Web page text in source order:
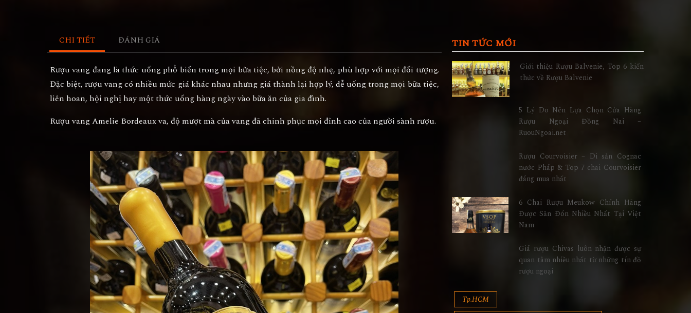
CHI TIẾT ĐÁNH GIÁ
Rượu vang đang là thức uống phổ biến trong mọi bữa tiệc, bởi nồng độ nhẹ, phù hợp với mọi đối tượng.
Đặc biệt, rượu vang có nhiều mức giá khác nhau nhưng giá thành lại hợp lý, dễ uống trong mọi bữa tiệc,
liên hoan, hội nghị hay một thức uống hàng ngày vào bữa ăn của gia đình.
Rượu vang Amelie Bordeaux va, độ mượt mà của vang đã chinh phục mọi đỉnh cao của người sành rượu.
TIN TỨC MỚI
Giới thiệu Rượu Balvenie, Top 6 kiến
thức về Rượu Balvenie
5 Lý Do Nên Lựa Chọn Cửa Hàng
Rượu Ngoại Đồng Nai –
RuouNgoai.net
Rượu Courvoisier – Di sản Cognac
nước Pháp & Top 7 chai Courvoisier
đáng mua nhất
6 Chai Rượu Meukow Chính Hãng
Được Săn Đón Nhiều Nhất Tại Việt
Nam
Giá rượu Chivas luôn nhận được sự
quan tâm nhiều nhất từ những tín đồ
rượu ngoại
Tp.HCM